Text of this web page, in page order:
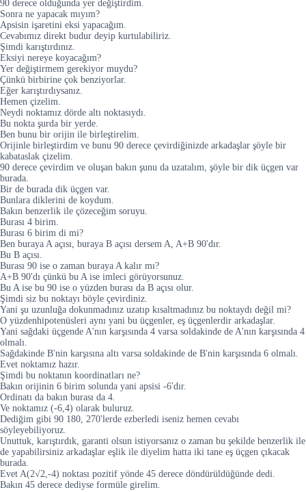
90 derece olduğunda yer değiştirdim.
Sonra ne yapacak mıyım?
Apsisin işaretini eksi yapacağım.
Cevabımız direkt budur deyip kurtulabiliriz.
Şimdi karıştırdınız.
Eksiyi nereye koyacağım?
Yer değiştirmem gerekiyor muydu?
Çünkü birbirine çok benziyorlar.
Eğer karıştırdıysanız.
Hemen çizelim.
Neydi noktamız dörde altı noktasıydı.
Bu nokta şurda bir yerde.
Ben bunu bir orijin ile birleştirelim.
Orijinle birleştirdim ve bunu 90 derece çevirdiğinizde arkadaşlar şöyle bir
kabataslak çizelim.
90 derece çevirdim ve oluşan bakın şunu da uzatalım, şöyle bir dik üçgen var
burada.
Bir de burada dik üçgen var.
Bunlara diklerini de koydum.
Bakın benzerlik ile çözeceğim soruyu.
Burası 4 birim.
Burası 6 birim di mi?
Ben buraya A açısı, buraya B açısı dersem A, A+B 90'dır.
Bu B açısı.
Burası 90 ise o zaman buraya A kalır mı?
A+B 90'dı çünkü bu A ise imleci görüyorsunuz.
Bu A ise bu 90 ise o yüzden burası da B açısı olur.
Şimdi siz bu noktayı böyle çevirdiniz.
Yani şu uzunluğa dokunmadınız uzatıp kısaltmadınız bu noktaydı değil mi?
O yüzdenhipotenüsleri aynı yani bu üçgenler, eş üçgenlerdir arkadaşlar.
Yani sağdaki üçgende A'nın karşısında 4 varsa soldakinde de A'nın karşısında 4
olmalı.
Sağdakinde B'nin karşısına altı varsa soldakinde de B'nin karşısında 6 olmalı.
Evet noktamız hazır.
Şimdi bu noktanın koordinatları ne?
Bakın orijinin 6 birim solunda yani apsisi -6'dır.
Ordinatı da bakın burası da 4.
Ve noktamız (-6,4) olarak buluruz.
Dediğim gibi 90 180, 270'lerde ezberledi iseniz hemen cevabı
söyleyebiliyoruz.
Unuttuk, karıştırdık, garanti olsun istiyorsanız o zaman bu şekilde benzerlik ile
de yapabilirsiniz arkadaşlar eşlik ile diyelim hatta iki tane eş üçgen çıkacak
burada.
Evet A(2√2,-4) noktası pozitif yönde 45 derece döndürüldüğünde dedi.
Bakın 45 derece dediyse formüle girelim.